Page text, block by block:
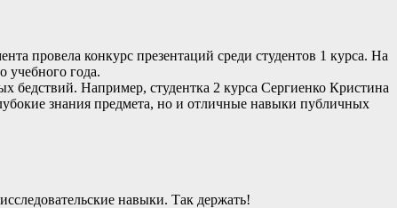
провела конкурс презентаций среди студентов 1 курса. На
учебного года.
бедствий. Например, студентка 2 курса Сергиенко Кристина
знания предмета, но и отличные навыки публичных
навыки. Так держать!